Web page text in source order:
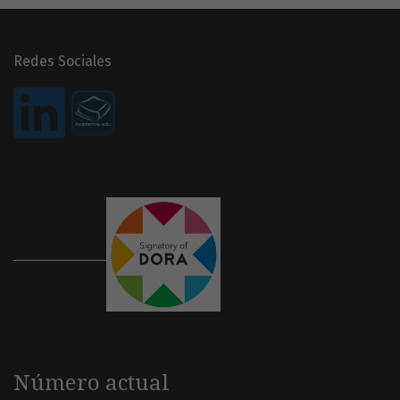
Redes Sociales
Número actual